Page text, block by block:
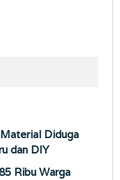
Diduga
dan DIY
Ribu Warga